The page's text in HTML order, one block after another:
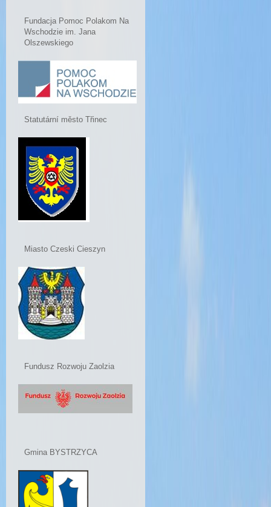
Fundacja Pomoc Polakom Na
Wschodzie im. Jana
Olszewskiego
Statutární město Třinec
Miasto Czeski Cieszyn
Fundusz Rozwoju Zaolzia
Gmina BYSTRZYCA